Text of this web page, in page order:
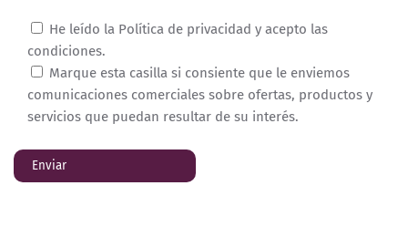
He leído la Política de privacidad y acepto las
condiciones.
Marque esta casilla si consiente que le enviemos
comunicaciones comerciales sobre ofertas, productos y
servicios que puedan resultar de su interés.